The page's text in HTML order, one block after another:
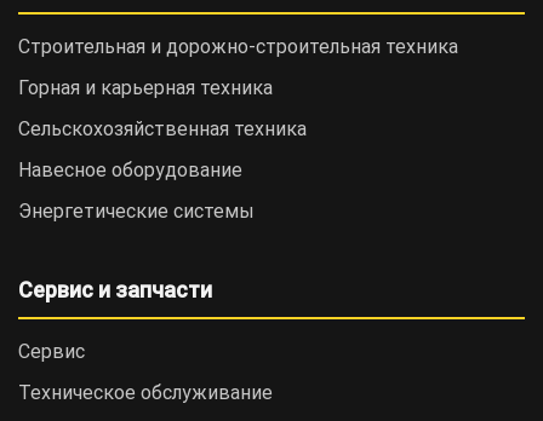
Строительная и дорожно-cтроительная техника
Горная и карьерная техника
Сельскохозяйственная техника
Навесное оборудование
Энергетические системы
Сервис и запчасти
Сервис
Техническое обслуживание